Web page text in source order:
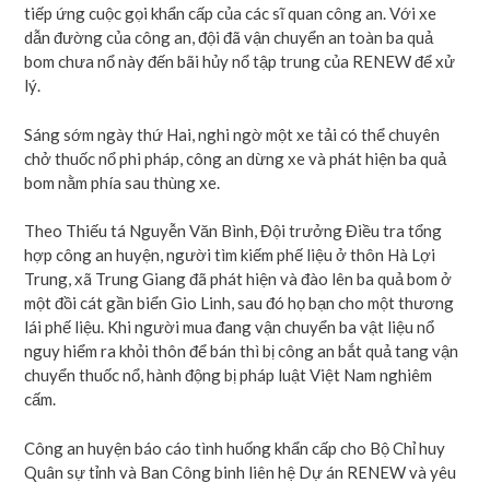
tiếp ứng cuộc gọi khẩn cấp của các sĩ quan công an. Với xe
dẫn đường của công an, đội đã vận chuyển an toàn ba quả
bom chưa nổ này đến bãi hủy nổ tập trung của RENEW để xử
lý.
Sáng sớm ngày thứ Hai, nghi ngờ một xe tải có thể chuyên
chở thuốc nổ phi pháp, công an dừng xe và phát hiện ba quả
bom nằm phía sau thùng xe.
Theo Thiếu tá Nguyễn Văn Bình, Đội trưởng Điều tra tổng
hợp công an huyện, người tìm kiếm phế liệu ở thôn Hà Lợi
Trung, xã Trung Giang đã phát hiện và đào lên ba quả bom ở
một đồi cát gần biển Gio Linh, sau đó họ bạn cho một thương
lái phế liệu. Khi người mua đang vận chuyển ba vật liệu nổ
nguy hiểm ra khỏi thôn để bán thì bị công an bắt quả tang vận
chuyển thuốc nổ, hành động bị pháp luật Việt Nam nghiêm
cấm.
Công an huyện báo cáo tình huống khẩn cấp cho Bộ Chỉ huy
Quân sự tỉnh và Ban Công binh liên hệ Dự án RENEW và yêu